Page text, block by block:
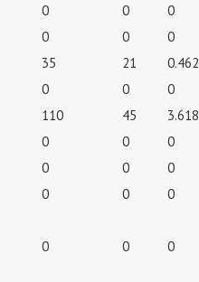
0 0
0
0 0
0
35 21
0.462
0 0
0
110 45
3.618
0 0
0
0 0
0
0 0 0
0 0 0